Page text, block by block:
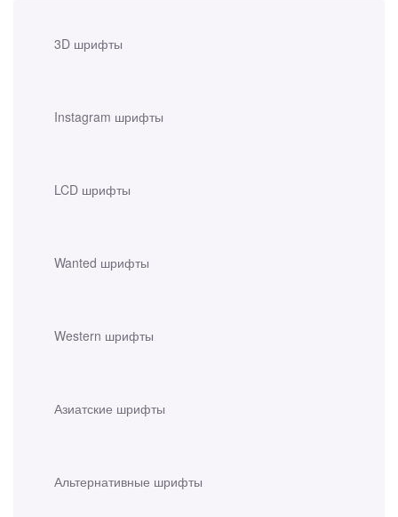
3D шрифты
Instagram шрифты
LCD шрифты
Wanted шрифты
Western шрифты
Азиатские шрифты
Альтернативные шрифты